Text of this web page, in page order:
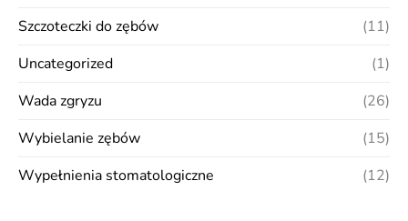
Szczoteczki do zębów
(11)
Uncategorized
(1)
Wada zgryzu
(26)
Wybielanie zębów
(15)
Wypełnienia stomatologiczne
(12)